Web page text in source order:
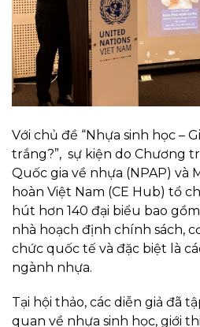
Với chủ đề “Nhựa sinh học –
trắng?”, sự kiện do Chương
Quốc gia về nhựa (NPAP) và
hoàn Việt Nam (CE Hub) tổ
hút hơn 140 đại biểu bao
nhà hoạch định chính sách,
chức quốc tế và đặc biệt là
ngành nhựa.
Tại hội thảo, các diễn giả đã
quan về nhựa sinh học, giới